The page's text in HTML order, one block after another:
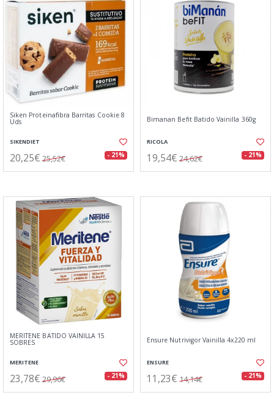
Siken Proteinafibra Barritas Cookie 8
Uds
SIKENDIET
20,25€ 25,52€ - 21%
Bimanan Befit Batido Vainilla 360g
RICOLA
19,54€ 24,62€ - 21%
MERITENE BATIDO VAINILLA 15
SOBRES
MERITENE
23,78€ 29,96€ - 21%
Ensure Nutrivigor Vainilla 4x220 ml
ENSURE
11,23€ 14,14€ - 21%